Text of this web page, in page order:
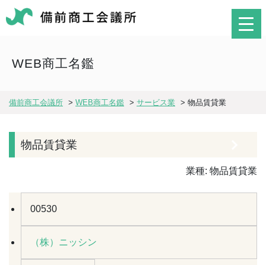
WEB商工名鑑
備前商工会議所 > WEB商工名鑑 > サービス業 > 物品賃貸業
物品賃貸業
業種: 物品賃貸業
00530
（株）ニッシン